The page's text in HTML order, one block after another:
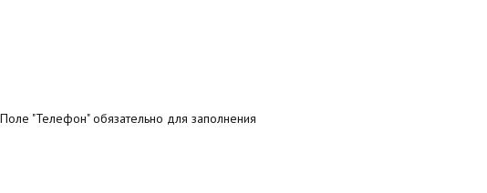
Поле "Телефон" обязательно для заполнения